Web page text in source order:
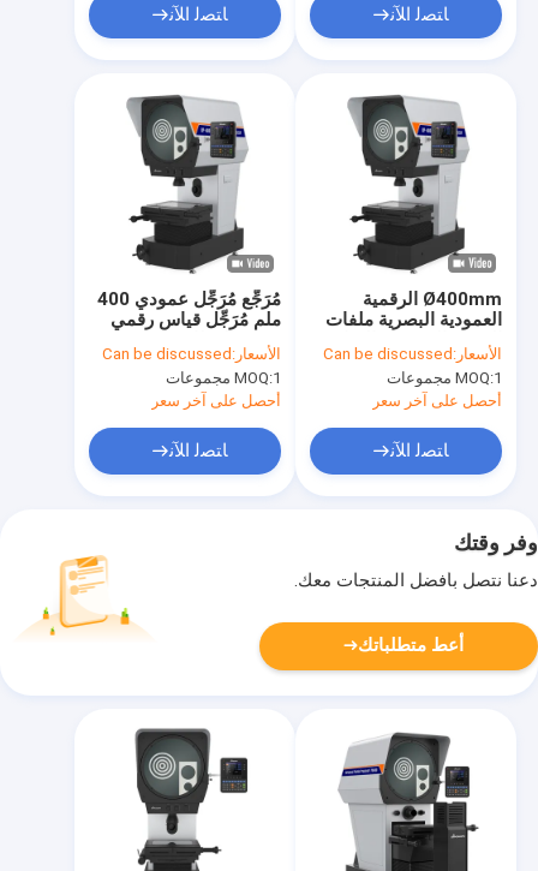
ﺎﺘﺼﻟ ﺍﻶﻧ ﺎﺘﺼﻟ ﺍﻶﻧ
مُرَجِّع مُرَجِّل عمودي 400
ملم مُرَجِّل قياس رقمي
متعدد الوظائف
الأسعار: Can be discussed
MOQ:1 مجموعات
أحصل على آخر سعر
ﺎﺘﺼﻟ ﺍﻶﻧ
Ø400mm الرقمية
العمودية البصرية ملفات
العرض المحورية القياس
VP400-2515
الأسعار: Can be discussed
MOQ:1 مجموعات
أحصل على آخر سعر
ﺎﺘﺼﻟ ﺍﻶﻧ
وفر وقتك
دعنا نتصل بأفضل المنتجات معك.
أعط متطلباتك